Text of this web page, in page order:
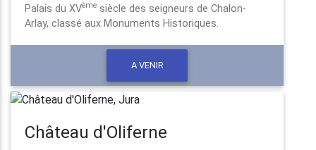
Palais du XVème siècle des seigneurs de Chalon-
Arlay, classé aux Monuments Historiques.
A VENIR
Château d'Oliferne